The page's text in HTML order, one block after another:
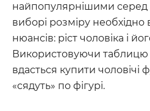
найпопулярнішими серед
виборі розміру необхідно
нюансів: ріст чоловіка і
Використовуючи таблицю
вдасться купити чоловічі
«сядуть» по фігурі.